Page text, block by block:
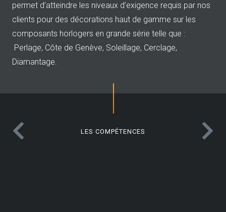
permet d’atteindre les niveaux d’exigence requis par nos
clients pour des décorations haut de gamme sur les
composants horlogers en grande série telle que :
Perlage, Côte de Genève, Soleillage, Cerclage,
Diamantage.
LES COMPÉTENCES